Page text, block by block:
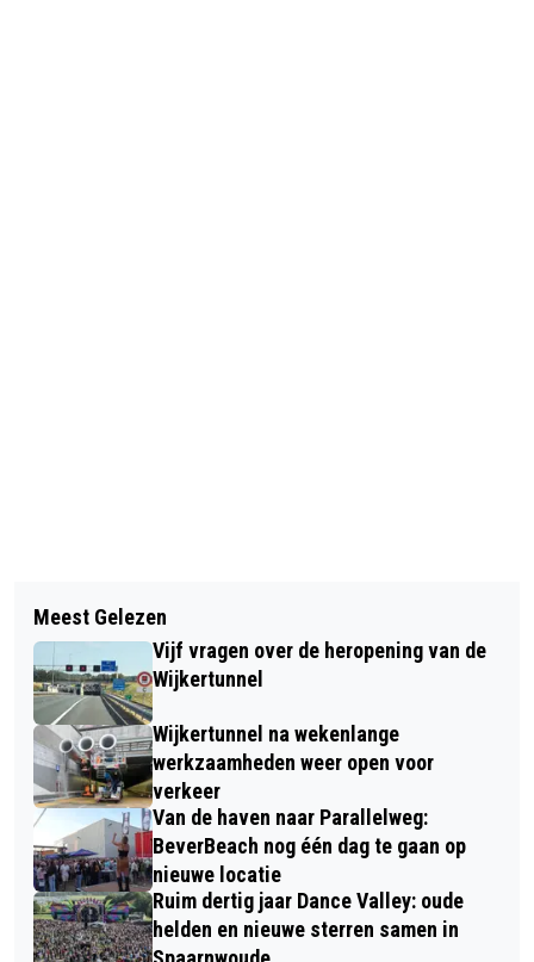
HEEMSKERKSE KUNSTRIJDSTER
SHARON LUIT NAAR CHALLENGE CUP
EN NEDERLANDS KAMPIOENSCHAP
VEEL BELANGSTELLING VOOR NIEUW
ORIËNTATIEPROGRAMMA NOVA
COLLEGE
Meest Gelezen
Vijf vragen over de heropening van de
Wijkertunnel
Wijkertunnel na wekenlange
werkzaamheden weer open voor
verkeer
Van de haven naar Parallelweg:
BeverBeach nog één dag te gaan op
nieuwe locatie
Ruim dertig jaar Dance Valley: oude
helden en nieuwe sterren samen in